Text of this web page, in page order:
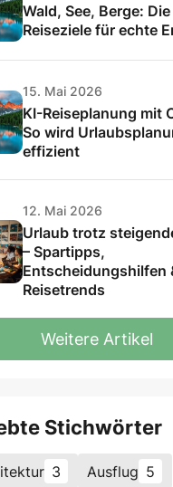
Wald, See, Berge:
Reiseziele für echte
15. Mai 2026
KI-Reiseplanung mit
So wird
effizient
12. Mai 2026
Urlaub trotz
– Spartipps,
Entscheidungshilfen
Reisetrends
Weitere Artikel
Stichwörter
3 Ausflug 5